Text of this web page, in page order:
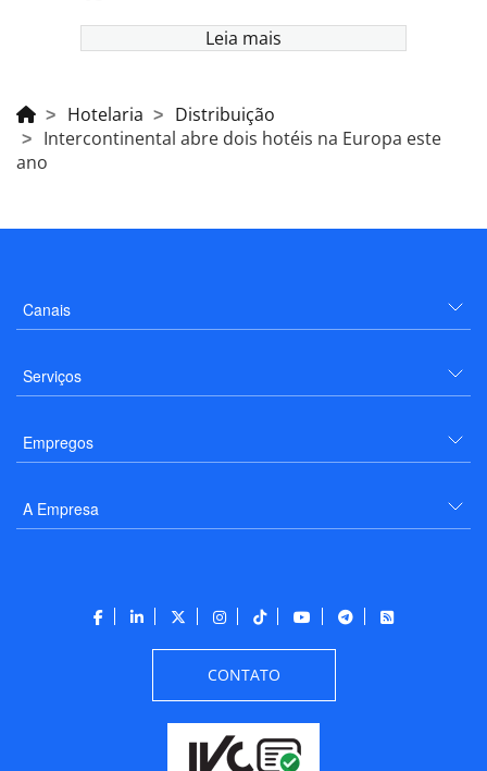
Leia mais
Hotelaria
Distribuição
Intercontinental abre dois hotéis na Europa este
ano
Canais
Serviços
Empregos
A Empresa
CONTATO